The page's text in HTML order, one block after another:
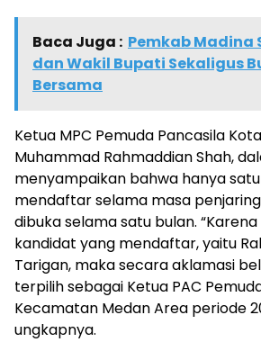
Baca Juga : Pemkab Madina
dan Wakil Bupati Sekaligus
Bersama
Ketua MPC Pemuda Pancasila
Muhammad Rahmaddian Shah,
menyampaikan bahwa hanya
mendaftar selama masa
dibuka selama satu bulan.
kandidat yang mendaftar, yaitu
Tarigan, maka secara aklamasi
terpilih sebagai Ketua PAC
Kecamatan Medan Area periode
ungkapnya.